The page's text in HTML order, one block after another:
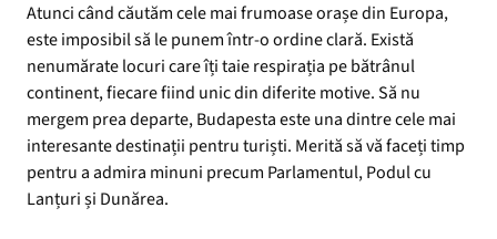
Atunci când căutăm cele mai frumoase orașe din Europa,
este imposibil să le punem într-o ordine clară. Există
nenumărate locuri care îți taie respirația pe bătrânul
continent, fiecare fiind unic din diferite motive. Să nu
mergem prea departe, Budapesta este una dintre cele mai
interesante destinații pentru turiști. Merită să vă faceți timp
pentru a admira minuni precum Parlamentul, Podul cu
Lanțuri și Dunărea.